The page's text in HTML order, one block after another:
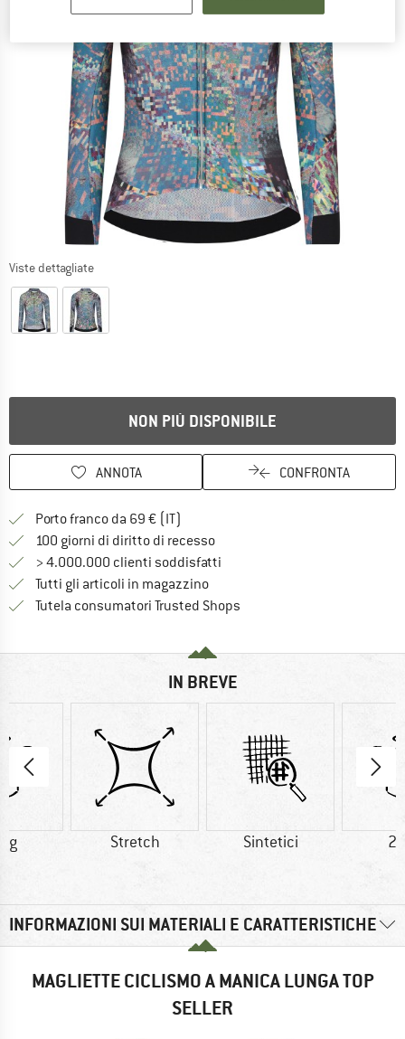
Viste dettagliate
NON PIÙ DISPONIBILE
ANNOTA CONFRONTA
Porto franco da 69 € (IT)
100 giorni di diritto di recessoVai alla politica di recesso qui
> 4.000.000 clienti soddisfatti
Tutti gli articoli in magazzino
Tutela consumatori Trusted Shops
IN BREVE
g Stretch Sintetici
INFORMAZIONI SUI MATERIALI E CARATTERISTICHE
MAGLIETTE CICLISMO A MANICA LUNGA TOP
SELLER